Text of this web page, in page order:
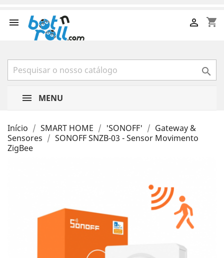
 shopping_cart


MENU
Início SMART HOME 'SONOFF'
Gateway &
Sensores
SONOFF SNZB-03 - Sensor Movimento
ZigBee